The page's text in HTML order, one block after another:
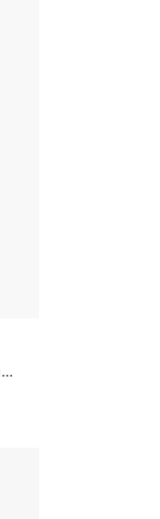
Confezione 2 Bottiglie Tre Gran Cuvée Spumante Extra Dry E Tre Spumante Rosé Extra Dry